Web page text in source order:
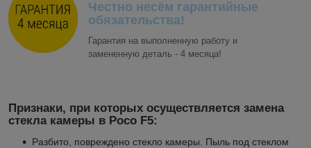
Честно несём гарантийные
обязательства!
Гарантия на выполненную работу и
замененную деталь - 4 месяца!
Признаки, при которых осуществляется замена
стекла камеры в Poco F5:
Разбито, повреждено стекло камеры. Пыль под стеклом